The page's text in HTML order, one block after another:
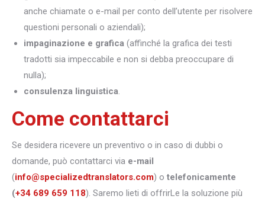
anche chiamate o e-mail per conto dell’utente per risolvere
questioni personali o aziendali);
impaginazione e grafica (affinché la grafica dei testi
tradotti sia impeccabile e non si debba preoccupare di
nulla);
consulenza linguistica.
Come contattarci
Se desidera ricevere un preventivo o in caso di dubbi o
domande, può contattarci via e-mail
(info@specializedtranslators.com) o telefonicamente
(+34 689 659 118). Saremo lieti di offrirLe la soluzione più